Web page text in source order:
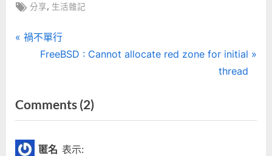
Tags:
分享, 生活雜記
文
覽
P
i
o
u
禍不單行
N
t
P
FreeBSD : Cannot allocate red zone for initial
thread
Comments (2)on
“漲
匿名 表示: